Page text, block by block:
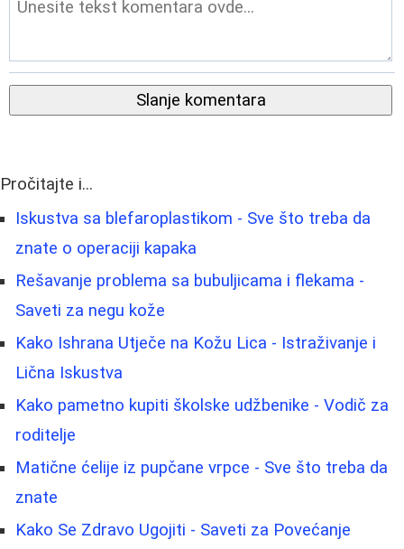
Slanje komentara
Pročitajte i...
Iskustva sa blefaroplastikom - Sve što treba da
znate o operaciji kapaka
Rešavanje problema sa bubuljicama i flekama -
Saveti za negu kože
Kako Ishrana Utječe na Kožu Lica - Istraživanje i
Lična Iskustva
Kako pametno kupiti školske udžbenike - Vodič za
roditelje
Matične ćelije iz pupčane vrpce - Sve što treba da
znate
Kako Se Zdravo Ugojiti - Saveti za Povećanje